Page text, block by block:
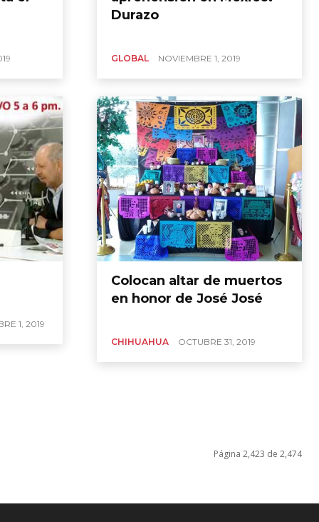
Durazo
GLOBAL NOVIEMBRE 1, 2019
1, 2019
Colocan altar de muertos
en honor de José José
CHIHUAHUA OCTUBRE 31, 2019
Página 2,423 de 2,474